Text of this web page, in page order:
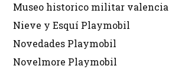
Museo historico militar valencia
Nieve y Esquí Playmobil
Novedades Playmobil
Novelmore Playmobil